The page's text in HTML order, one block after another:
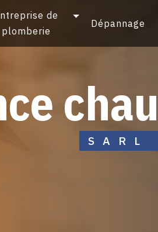
de
plomberie
Dépannage